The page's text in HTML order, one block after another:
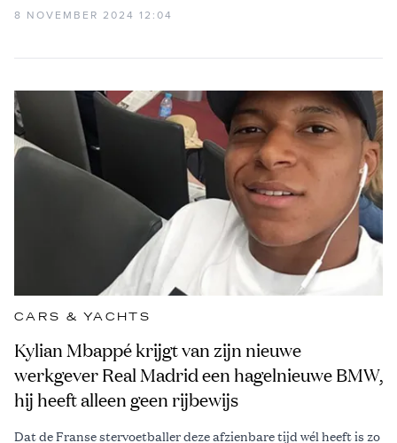
8 NOVEMBER 2024 12:04
CARS & YACHTS
Kylian Mbappé krijgt van zijn nieuwe
werkgever Real Madrid een hagelnieuwe BMW,
hij heeft alleen geen rijbewijs
Dat de Franse stervoetballer deze afzienbare tijd wél heeft is zo